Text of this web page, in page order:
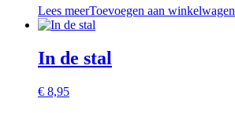
Lees meerToevoegen aan winkelwagen
In de stal
€ 8,95